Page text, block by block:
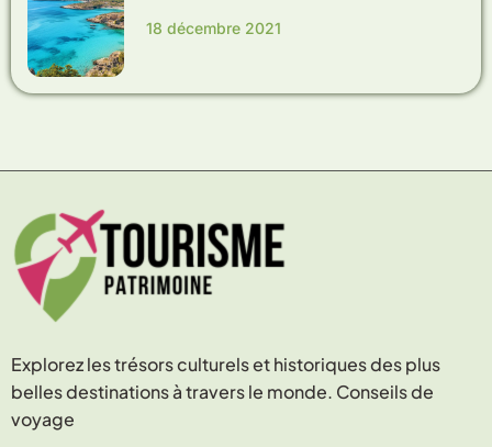
18 décembre 2021
Explorez les trésors culturels et historiques des plus
belles destinations à travers le monde. Conseils de
voyage